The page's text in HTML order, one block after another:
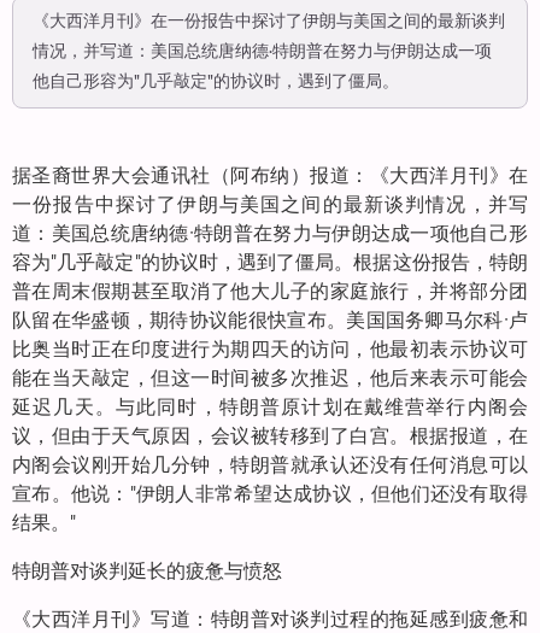
《大西洋月刊》在一份报告中探讨了伊朗与美国之间的最新谈判
情况，并写道：美国总统唐纳德·特朗普在努力与伊朗达成一项
他自己形容为"几乎敲定"的协议时，遇到了僵局。
据圣裔世界大会通讯社（阿布纳）报道：《大西洋月刊》在
一份报告中探讨了伊朗与美国之间的最新谈判情况，并写
道：美国总统唐纳德·特朗普在努力与伊朗达成一项他自己形
容为"几乎敲定"的协议时，遇到了僵局。根据这份报告，特朗
普在周末假期甚至取消了他大儿子的家庭旅行，并将部分团
队留在华盛顿，期待协议能很快宣布。美国国务卿马尔科·卢
比奥当时正在印度进行为期四天的访问，他最初表示协议可
能在当天敲定，但这一时间被多次推迟，他后来表示可能会
延迟几天。与此同时，特朗普原计划在戴维营举行内阁会
议，但由于天气原因，会议被转移到了白宫。根据报道，在
内阁会议刚开始几分钟，特朗普就承认还没有任何消息可以
宣布。他说："伊朗人非常希望达成协议，但他们还没有取得
结果。"
特朗普对谈判延长的疲惫与愤怒
《大西洋月刊》写道：特朗普对谈判过程的拖延感到疲惫和